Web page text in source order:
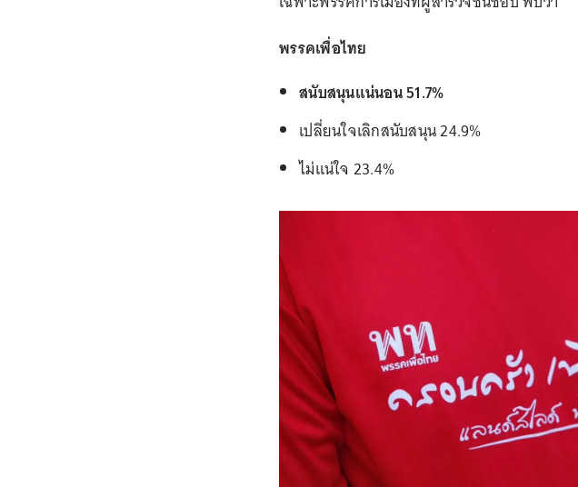
พรรคเพื่อไทย
สนับสนุนแน่นอน 51.7%
เปลี่ยนใจเลิกสนับสนุน 24.9%
ไม่แน่ใจ 23.4%